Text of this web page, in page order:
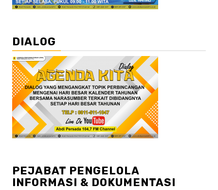
DIALOG
PEJABAT PENGELOLA
INFORMASI & DOKUMENTASI